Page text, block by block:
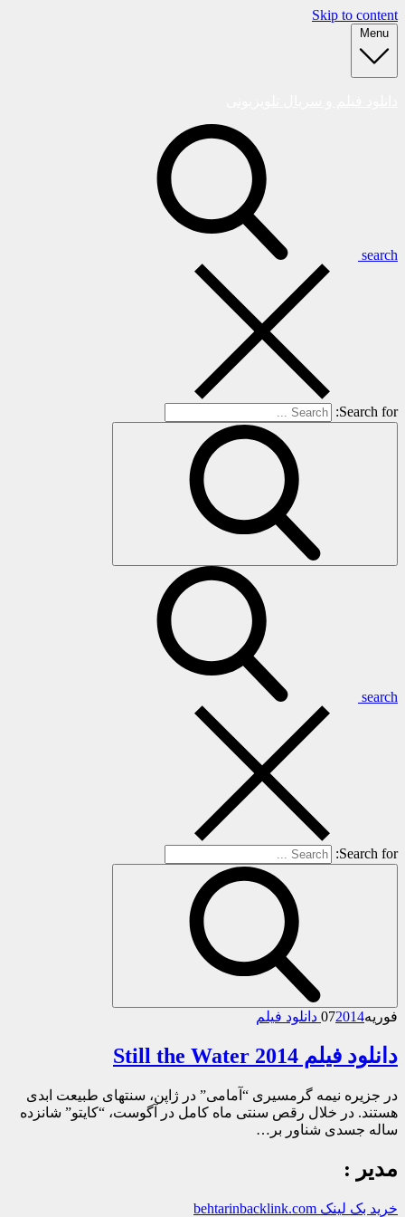
Skip to content
Menu
search
Search for:
search
Search for:
فوریه 072014 دانلود فیلم
دانلود فیلم Still the Water 2014
در جزیره نیمه گرمسیری “آمامی” در ژاپن، سنتهای طبیعت ابدی
هستند. در خلال رقص سنتی ماه کامل در آگوست، “کایتو” شانزده
ساله جسدی شناور بر…
مدیر :
خرید بک لینک behtarinbacklink.com